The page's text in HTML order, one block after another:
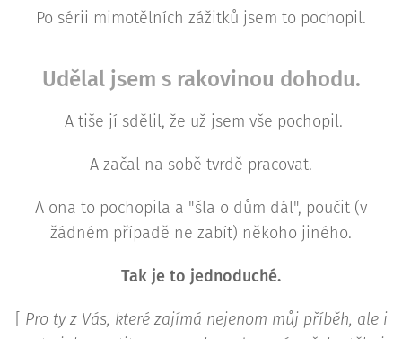
Po sérii mimotělních zážitků jsem to pochopil.
Udělal jsem s rakovinou dohodu.
A tiše jí sdělil, že už jsem vše pochopil.
A začal na sobě tvrdě pracovat.
A ona to pochopila a "šla o dům dál", poučit (v
žádném případě ne zabít) někoho jiného.
Tak je to jednoduché.
Pro ty z Vás, které zajímá nejenom můj příběh, ale i